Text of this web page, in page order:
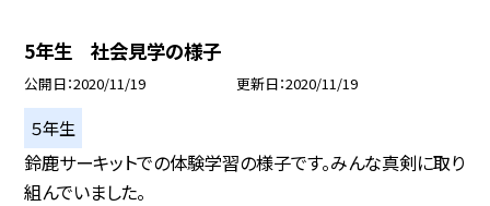
5年生 社会見学の様子
公開日 2020/11/19 更新日 2020/11/19
５年生
鈴鹿サーキットでの体験学習の様子です。みんな真剣に取り
組んでいました。